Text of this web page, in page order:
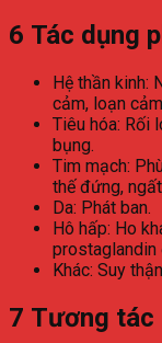
6 Tác dụng
Hệ thần kinh:
cảm, loạn
Tiêu hóa: Rối
bụng.
Tim mạch:
thế đứng,
Da: Phát ban.
Hô hấp: Ho
prostaglandin
Khác: Suy
7 Tương tác